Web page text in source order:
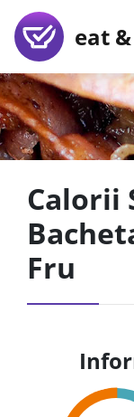
eat
Calorii
Fru